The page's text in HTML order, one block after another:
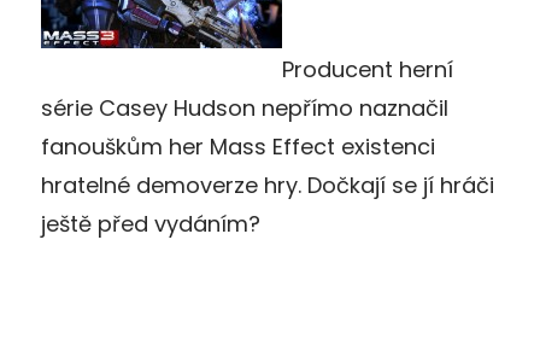
Producent herní
série Casey Hudson nepřímo naznačil
fanouškům her Mass Effect existenci
hratelné demoverze hry. Dočkají se jí hráči
ještě před vydáním?